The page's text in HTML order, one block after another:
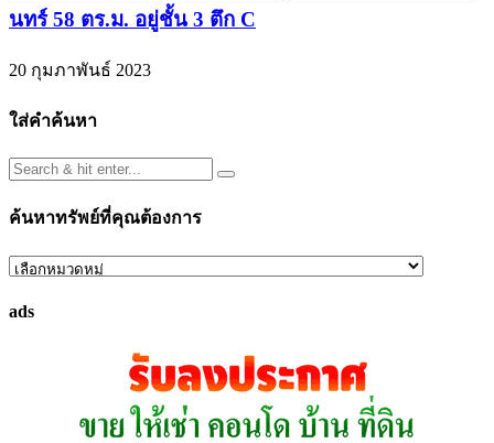
นทร์ 58 ตร.ม. อยู่ชั้น 3 ตึก C
20 กุมภาพันธ์ 2023
ใส่คำค้นหา
ค้นหาทรัพย์ที่คุณต้องการ
ค้นหา
ที่
ads